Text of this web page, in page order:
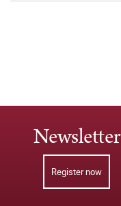
Newsletter
Register now